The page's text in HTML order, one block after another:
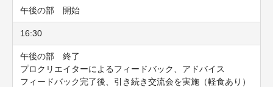
午後の部 開始
16:30
午後の部 終了
プロクリエイターによるフィードバック、アドバイス
フィードバック完了後、引き続き交流会を実施 （軽食あり）